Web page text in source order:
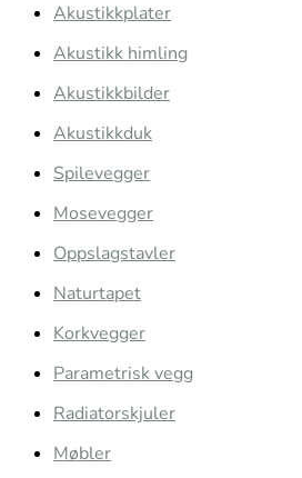
Akustikkplater
Akustikk himling
Akustikkbilder
Akustikkduk
Spilevegger
Mosevegger
Oppslagstavler
Naturtapet
Korkvegger
Parametrisk vegg
Radiatorskjuler
Møbler